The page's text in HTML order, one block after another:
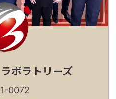
ボラトリーズ
0072